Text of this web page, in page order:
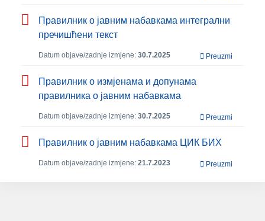
Правилник о јавним набавкама интегрални
пречишћени текст
Datum objave/zadnje izmjene: 30.7.2025 Preuzmi
Правилник о измјенама и допунама
правилника о јавним набавкама
Datum objave/zadnje izmjene: 30.7.2025 Preuzmi
Правилник о јавним набавкама ЦИК БИХ
Datum objave/zadnje izmjene: 21.7.2023 Preuzmi